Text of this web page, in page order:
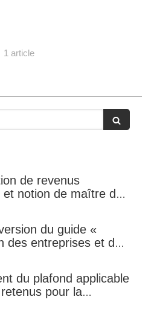
1 article
de revenus
et notion de maître de
8 juillet 2026, n°
du guide «
des entreprises et des
».
du plafond applicable
pour la
de la réduction